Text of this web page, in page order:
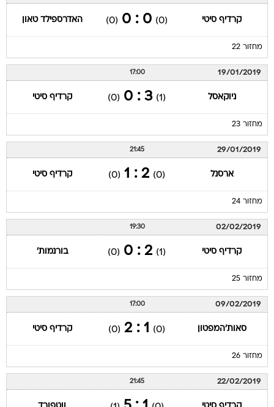
קרדיף סיטי (0)
0 : 0
(0) האדרספילד טאון
מחזור 22
19/01/2019
17:00
ניוקאסל (1)
3 : 0
(0) קרדיף סיטי
מחזור 23
29/01/2019
21:45
ארסנל (0)
2 : 1
(0) קרדיף סיטי
מחזור 24
02/02/2019
19:30
קרדיף סיטי (1)
2 : 0
(0) בורנמות'
מחזור 25
09/02/2019
17:00
סאות'המפטון (0)
1 : 2
(0) קרדיף סיטי
מחזור 26
22/02/2019
21:45